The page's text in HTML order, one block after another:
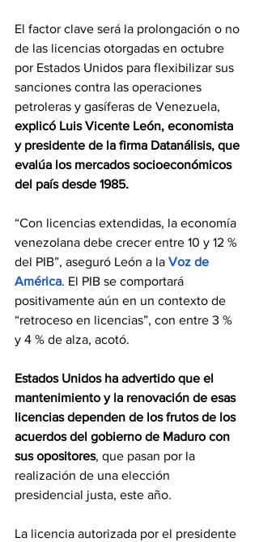
El factor clave será la prolongación o no
de las licencias otorgadas en octubre
por Estados Unidos para flexibilizar sus
sanciones contra las operaciones
petroleras y gasíferas de Venezuela,
explicó Luis Vicente León, economista
y presidente de la firma Datanálisis, que
evalúa los mercados socioeconómicos
del país desde 1985.
“Con licencias extendidas, la economía
venezolana debe crecer entre 10 y 12 %
del PIB”, aseguró León a la Voz de
América. El PIB se comportará
positivamente aún en un contexto de
“retroceso en licencias”, con entre 3 %
y 4 % de alza, acotó.
Estados Unidos ha advertido que el
mantenimiento y la renovación de esas
licencias dependen de los frutos de los
acuerdos del gobierno de Maduro con
sus opositores, que pasan por la
realización de una elección
presidencial justa, este año.
La licencia autorizada por el presidente